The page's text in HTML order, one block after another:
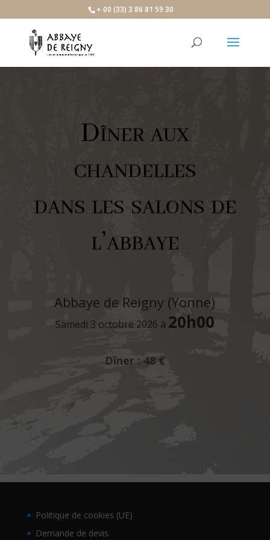
+ 00 (33) 3 86 81 59 30
Dîner aux
chandelles
dans les salons de
l’abbaye
Abbaye de Reigny (Yonne)
Samedi 3 octobre 2026 à 20h00
Dîner : 48 €
Politique de cookies (UE)
Demande de devis